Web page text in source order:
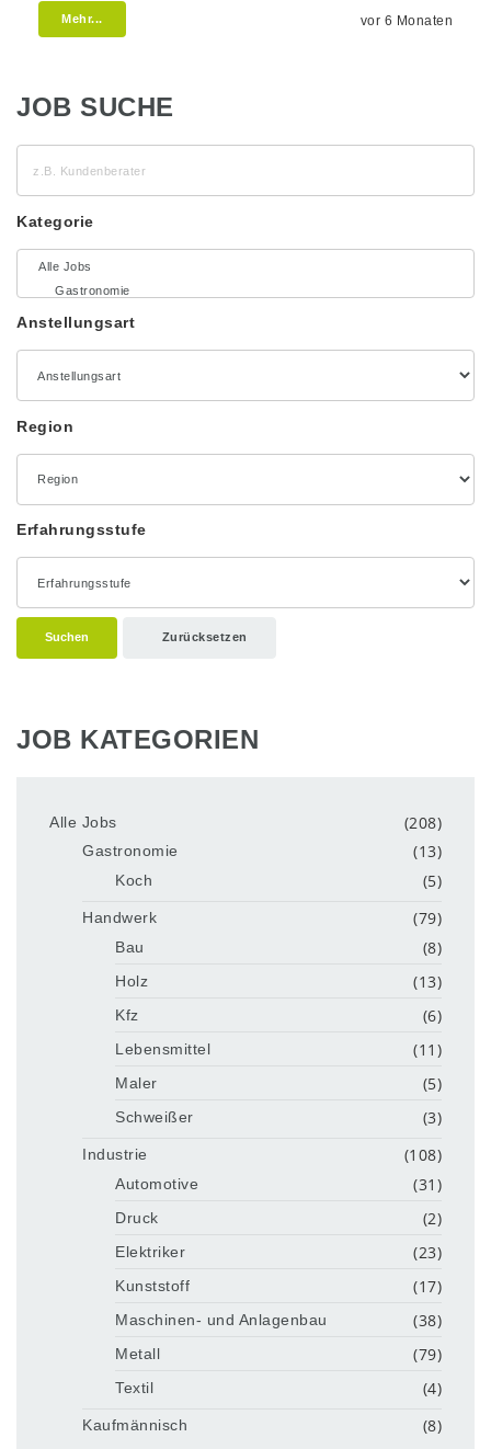
Mehr... vor 6 Monaten
JOB SUCHE
z.B.
Kundenberater
Kategorie
Anstellungsart
Region
Erfahrungsstufe
Suchen Zurücksetzen
JOB KATEGORIEN
Alle Jobs (208)
Gastronomie (13)
Koch (5)
Handwerk (79)
Bau (8)
Holz (13)
Kfz (6)
Lebensmittel (11)
Maler (5)
Schweißer (3)
Industrie (108)
Automotive (31)
Druck (2)
Elektriker (23)
Kunststoff (17)
Maschinen- und Anlagenbau (38)
Metall (79)
Textil (4)
Kaufmännisch (8)